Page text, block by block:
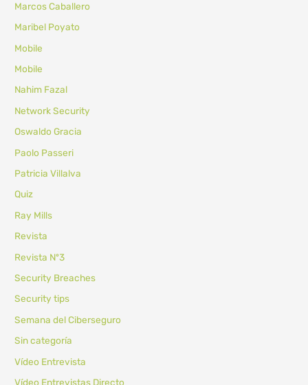
Marcos Caballero
Maribel Poyato
Mobile
Mobile
Nahim Fazal
Network Security
Oswaldo Gracia
Paolo Passeri
Patricia Villalva
Quiz
Ray Mills
Revista
Revista Nº3
Security Breaches
Security tips
Semana del Ciberseguro
Sin categoría
Vídeo Entrevista
Vídeo Entrevistas Directo